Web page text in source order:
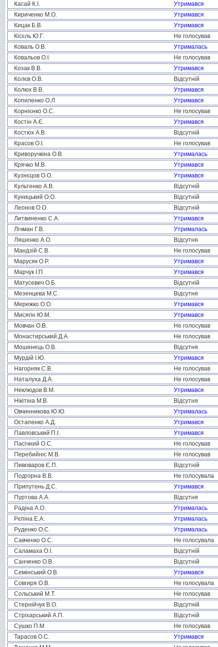
Касай К.І.
Утримався
Кириченко М.О.
Утримався
Кицак Б.В.
Утримався
Кісєль Ю.Г.
Не голосував
Коваль О.В.
Утрималась
Ковальов О.І.
Не голосував
Козак В.В.
Утримався
Колєв О.В.
Відсутній
Колюх В.В.
Утримався
Копиленко О.Л.
Утримався
Корнієнко О.С.
Не голосував
Костін А.Є.
Утримався
Костюх А.В.
Відсутній
Красов О.І.
Не голосував
Криворучкіна О.В.
Утрималась
Крячко М.В.
Утримався
Кузнєцов О.О.
Утримався
Культенко А.В.
Відсутній
Куницький О.О.
Відсутній
Леонов О.О.
Відсутній
Литвиненко С.А.
Утримався
Лічман Г.В.
Утрималась
Ляшенко А.О.
Відсутня
Мандзій С.В.
Не голосував
Марусяк О.Р.
Утримався
Марчук І.П.
Утримався
Матусевич О.Б.
Відсутній
Мезенцева М.С.
Відсутня
Мережко О.О.
Утримався
Мисягін Ю.М.
Утримався
Мовчан О.В.
Не голосував
Монастирський Д.А.
Не голосував
Мошенець О.В.
Відсутня
Мурдій І.Ю.
Утримався
Нагорняк С.В.
Не голосував
Наталуха Д.А.
Не голосував
Неклюдов В.М.
Утримався
Нікітіна М.В.
Відсутня
Овчинникова Ю.Ю.
Утрималась
Остапенко А.Д.
Утримався
Павловський П.І.
Утримався
Пасічний О.С.
Не голосував
Перебийніс М.В.
Не голосував
Пивоваров Є.П.
Відсутній
Подгорна В.В.
Не голосувала
Припутень Д.С.
Утримався
Пуртова А.А.
Відсутня
Радіна А.О.
Утрималась
Рєпіна Е.А.
Утрималась
Руденко О.С.
Утрималась
Савченко О.С.
Не голосувала
Саламаха О.І.
Відсутній
Санченко О.В.
Відсутній
Семінський О.В.
Утримався
Совгиря О.В.
Не голосувала
Сольський М.Т.
Не голосував
Стернійчук В.О.
Відсутній
Стріхарський А.П.
Відсутній
Сушко П.М.
Не голосував
Тарасов О.С.
Утримався